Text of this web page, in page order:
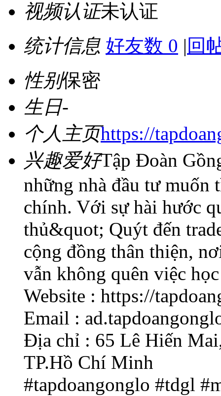
视频认证未认证
统计信息 好友数 0 | 回
性别保密
生日-
个人主页https://
兴趣爱好Tập Đoàn
những nhà đầu tư
chính. Với sự hài hước
thủ&quot; Quýt đến
cộng đồng thân thiện,
vẫn không quên việc
Website : https://
Email :
Địa chỉ : 65 Lê Hiến
TP.Hồ Chí Minh
#tapdoangonglo #tdgl